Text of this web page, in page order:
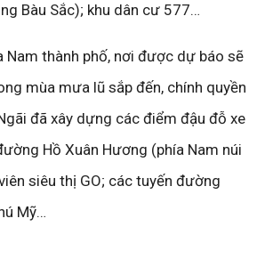
Bàu Sắc); khu dân cư 577…
Nam thành phố, nơi được dự báo sẽ
mùa mưa lũ sắp đến, chính quyền
đã xây dựng các điểm đậu đỗ xe
Hồ Xuân Hương (phía Nam núi
siêu thị GO; các tuyến đường
Mỹ…